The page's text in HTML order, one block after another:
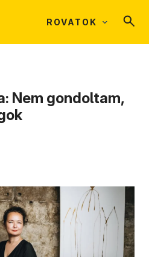
ROVATOK
Nem gondoltam,